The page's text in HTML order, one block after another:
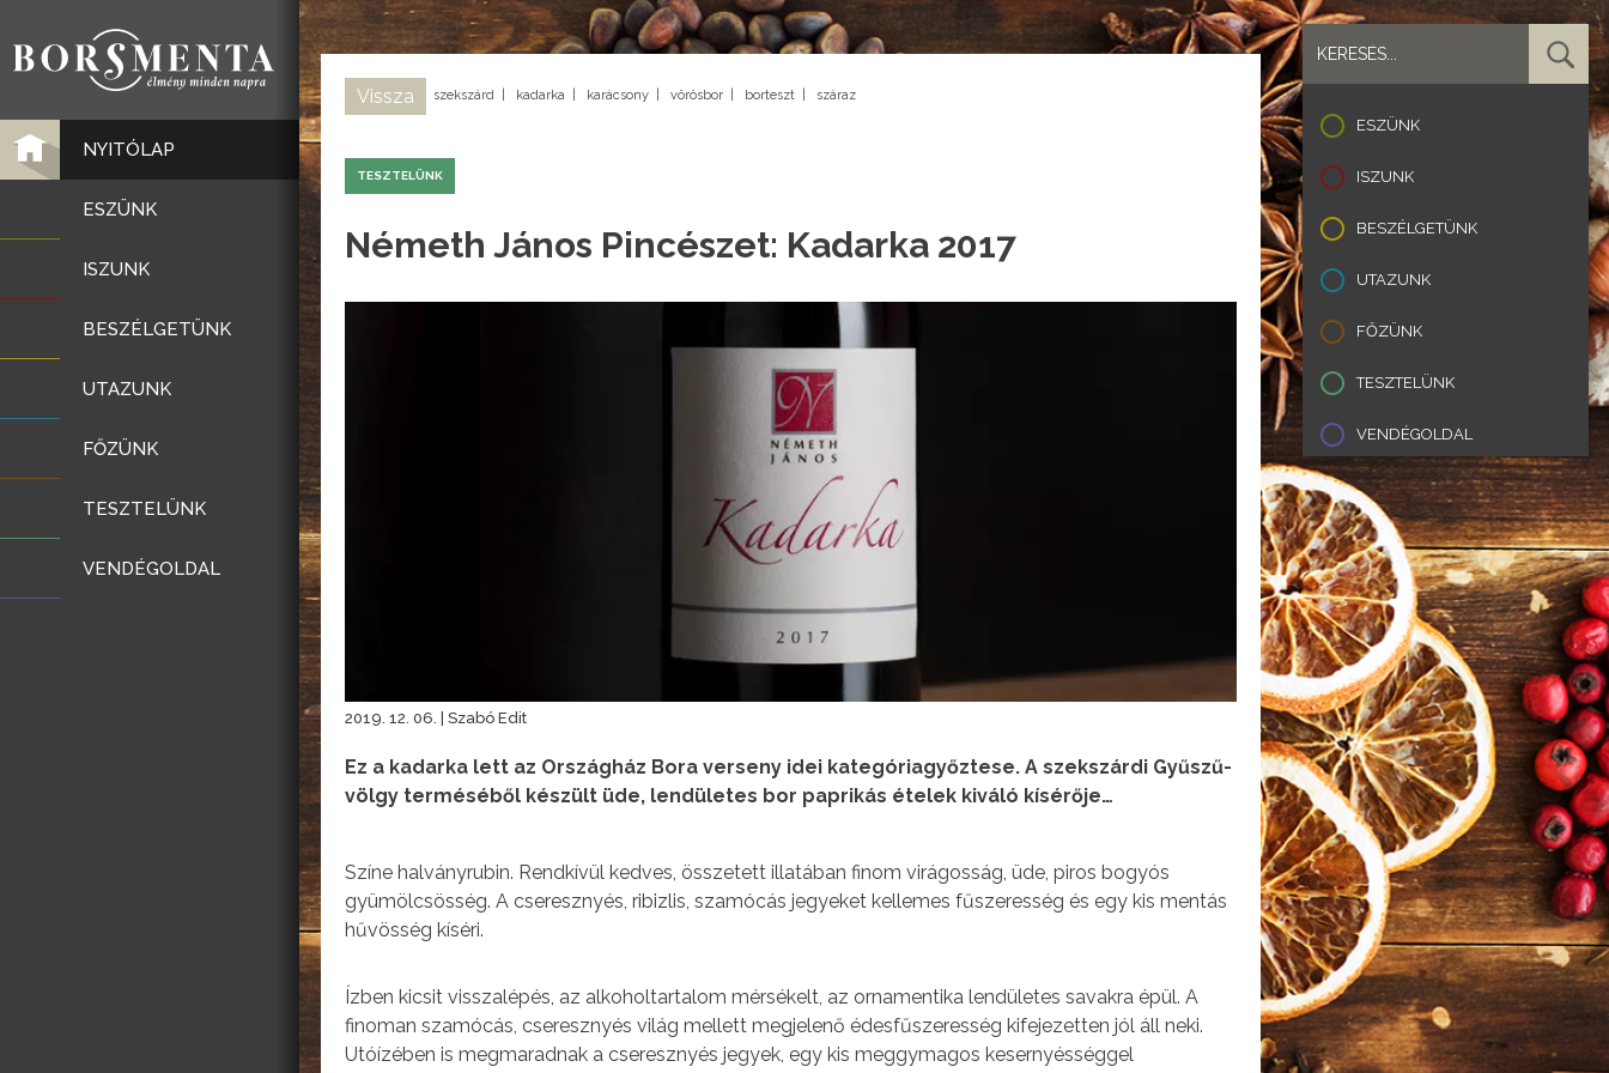
NYITÓLAP
ESZÜNK
ISZUNK
BESZÉLGETÜNK
UTAZUNK
FŐZÜNK
TESZTELÜNK
VENDÉGOLDAL
Vissza szekszárd kadarka karácsony vörösbor borteszt száraz
TESZTELÜNK
Németh János Pincészet: Kadarka 2017
2019. 12. 06. | Szabó Edit
Ez a kadarka lett az Országház Bora verseny idei kategóriagyőztese. A szekszárdi Gyűszű-
völgy terméséből készült üde, lendületes bor paprikás ételek kiváló kísérője…
Színe halványrubin. Rendkívül kedves, összetett illatában finom virágosság, üde, piros bogyós
gyümölcsösség. A cseresznyés, ribizlis, szamócás jegyeket kellemes fűszeresség és egy kis mentás
hűvösség kíséri.
Ízben kicsit visszalépés, az alkoholtartalom mérsékelt, az ornamentika lendületes savakra épül. A
finoman szamócás, cseresznyés világ mellett megjelenő édesfűszeresség kifejezetten jól áll neki.
Utóízében is megmaradnak a cseresznyés jegyek, egy kis meggymagos kesernyésséggel
ESZÜNK
ISZUNK
BESZÉLGETÜNK
UTAZUNK
FŐZÜNK
TESZTELÜNK
VENDÉGOLDAL